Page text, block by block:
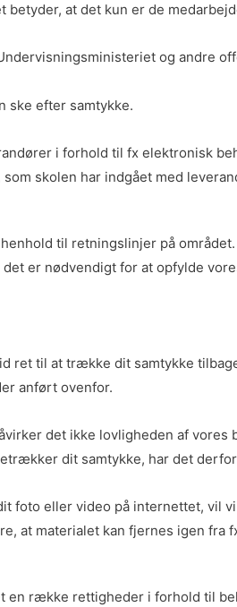
betyder, at det kun er de
og andre
ske efter samtykke.
i forhold til fx elektronisk
skolen har indgået med
til retningslinjer på
er nødvendigt for at opfylde
ret til at trække dit samtykke
anført ovenfor.
det ikke lovligheden af
dit samtykke, har det
foto eller video på internettet, vil
at materialet kan fjernes igen fra
række rettigheder i forhold til